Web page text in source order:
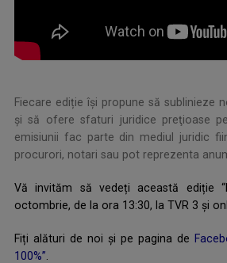
Fiecare ediție îşi propune să sublinieze
şi să ofere sfaturi juridice preţioase
emisiunii fac parte din mediul juridic
procurori, notari sau pot reprezenta
Vă invităm să vedeți această ediție
octombrie, de la ora 13:30, la TVR 3 și
Fiți alături de noi și pe pagina de
100%”